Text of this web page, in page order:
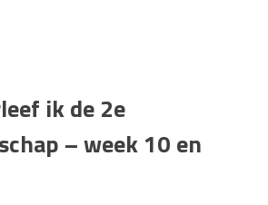
ik de 2e
– week 10 en